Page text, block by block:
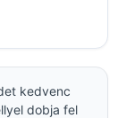
kedvenc
dobja fel